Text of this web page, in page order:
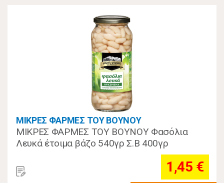
ΜΙΚΡΕΣ ΦΑΡΜΕΣ ΤΟΥ ΒΟΥΝΟΥ
ΜΙΚΡΕΣ ΦΑΡΜΕΣ ΤΟΥ ΒΟΥΝΟΥ Φασόλια
Λευκά έτοιμα βάζο 540γρ Σ.Β 400γρ
1,45 €